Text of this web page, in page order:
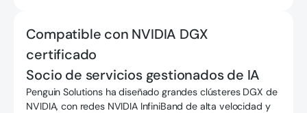
Compatible con NVIDIA DGX
certificado
Socio de servicios gestionados de IA
Penguin Solutions ha diseñado grandes clústeres DGX de
NVIDIA, con redes NVIDIA InfiniBand de alta velocidad y